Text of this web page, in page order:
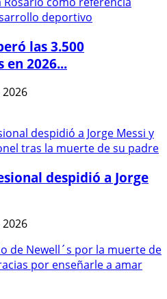
las 3.500
en 2026...
2026
despidió a Jorge
2026